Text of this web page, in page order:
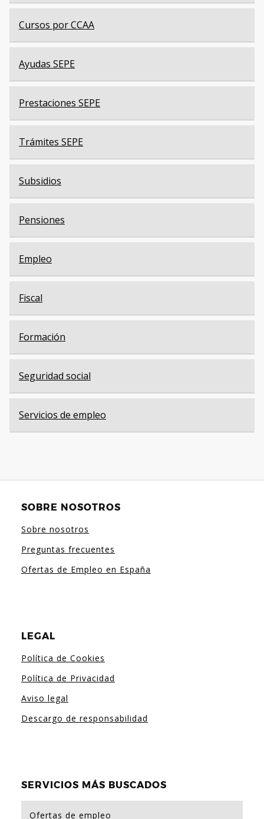
Cursos por CCAA
Ayudas SEPE
Prestaciones SEPE
Trámites SEPE
Subsidios
Pensiones
Empleo
Fiscal
Formación
Seguridad social
Servicios de empleo
SOBRE NOSOTROS
Sobre nosotros
Preguntas frecuentes
Ofertas de Empleo en España
LEGAL
Política de Cookies
Política de Privacidad
Aviso legal
Descargo de responsabilidad
SERVICIOS MÁS BUSCADOS
Ofertas de empleo